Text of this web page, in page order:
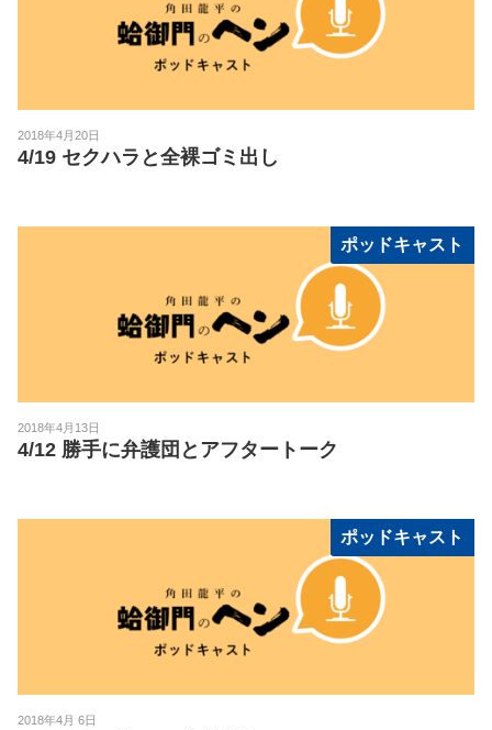
2018年4月20日
4/19 セクハラと全裸ゴミ出し
ポッドキャスト
2018年4月13日
4/12 勝手に弁護団とアフタートーク
ポッドキャスト
2018年4月 6日